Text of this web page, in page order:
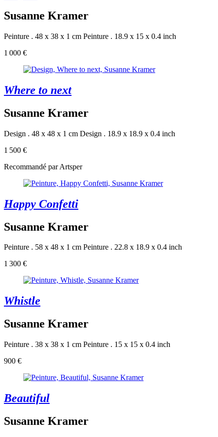
Susanne Kramer
Peinture . 48 x 38 x 1 cm Peinture . 18.9 x 15 x 0.4 inch
1 000 €
Where to next
Susanne Kramer
Design . 48 x 48 x 1 cm Design . 18.9 x 18.9 x 0.4 inch
1 500 €
Recommandé par Artsper
Happy Confetti
Susanne Kramer
Peinture . 58 x 48 x 1 cm Peinture . 22.8 x 18.9 x 0.4 inch
1 300 €
Whistle
Susanne Kramer
Peinture . 38 x 38 x 1 cm Peinture . 15 x 15 x 0.4 inch
900 €
Beautiful
Susanne Kramer